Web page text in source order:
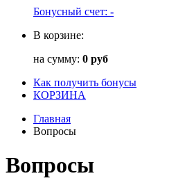
Бонусный счет: -
В корзине:
на сумму: 0 руб
Как получить бонусы
КОРЗИНА
Главная
Вопросы
Вопросы